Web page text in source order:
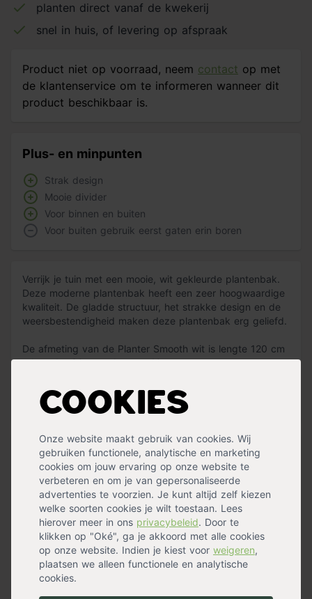
Cookies
Onze website maakt gebruik van cookies. Wij
gebruiken functionele, analytische en marketing
cookies om jouw ervaring op onze website te
verbeteren en om je van gepersonaliseerde
advertenties te voorzien. Je kunt altijd zelf kiezen
welke soorten cookies je wilt toestaan. Lees
hierover meer in ons privacybeleid. Door te
klikken op "Oké", ga je akkoord met alle cookies
op onze website. Indien je kiest voor weigeren,
plaatsen we alleen functionele en analytische
cookies.
planten direct vanaf de kwekerij
snel in huis, of levering op afspraak
Product niet op voorraad, neem contact op met
de klantenservice om te informeren wanneer dit
product beschikbaar is.
Plus- en minpunten
Strak design
Mooie divider
Voor binnen en buiten
Voor buiten gebruik eerst gaten erin boren
Verrijk je tuin met een mooie, wit gekleurde plantenbak.
Deze moderne plantenbak heeft een zeer hoogwaardige
kwaliteit. De gladde structuur, het strakke design en de
weersbestendigheid maken deze plantenbak erg geliefd.
De afmeting van de Planter Smooth wit is lengte 120 cm
x breedte 30 cm x hoogte 40 cm.
Lees meer »
polyester en is verkrijgbaar in verschillende maten. De
bak is vorst- en regenbestendig en kan daardoor het
De binnenkant bestaat uit EPS isolatiemateriaal, waardoor
de totale plantenbak goed wordt beschermd. Maak de
plantenbak schoon met een microvezel doek!
Specificaties
- Strak design
- Lichtgewicht plantenbak
- Wordt geleverd zonder gaten
- Geschikt voor binnen en buiten
- Vorstbestendig
Specificaties
Geschikt voor Binnen, Buiten
Kleur
Mat wit
Materiaal
Kunststof,Polyester
Vorm
Rechthoek
Handig voor erbij